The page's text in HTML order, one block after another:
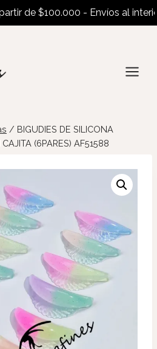
de $100.000 - Envíos al interior
/ BIGUDIES DE SILICONA
(6PARES) AF51588